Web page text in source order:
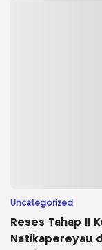
Uncategorized
Reses Tahap II
Natikapereyau